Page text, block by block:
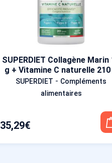
SUPERDIET Collagène Marin
g + Vitamine C naturelle
SUPERDIET - Compléments
alimentaires
35,29€